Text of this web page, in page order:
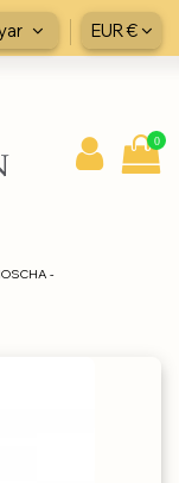
EUR €
0
-